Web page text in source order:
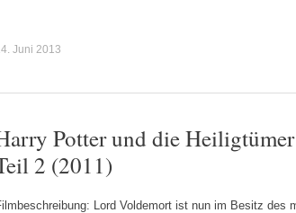
Juni 2013
Potter und die Heiligtümer
2 (2011)
Lord Voldemort ist nun im Besitz des